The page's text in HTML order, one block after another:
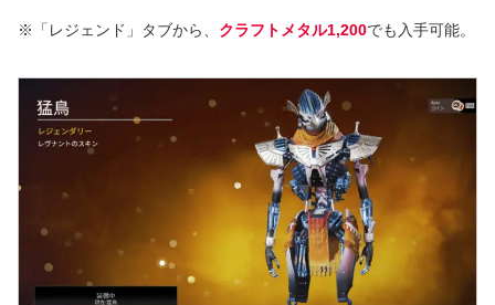
※「レジェンド」タブから、 クラフトメタル1,200でも入手可能。